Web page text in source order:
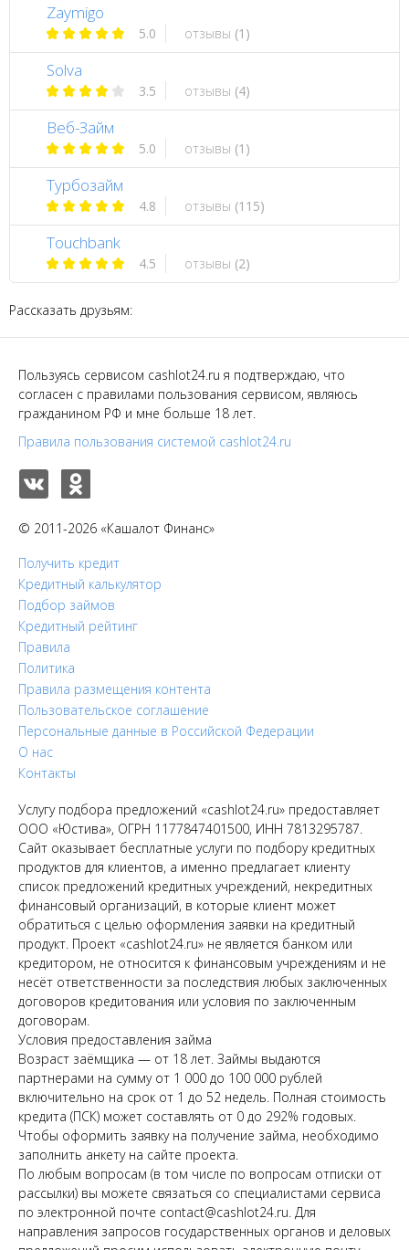
Zaymigo
5.0 отзывы (1)
Solva
3.5 отзывы (4)
Веб-Займ
5.0 отзывы (1)
Турбозайм
4.8 отзывы (115)
Touchbank
4.5 отзывы (2)
Рассказать друзьям:
Пользуясь сервисом cashlot24.ru я подтверждаю, что
согласен с правилами пользования сервисом, являюсь
гражданином РФ и мне больше 18 лет.
Правила пользования системой cashlot24.ru
© 2011-2026 «Кашалот Финанс»
Получить кредит
Кредитный калькулятор
Подбор займов
Кредитный рейтинг
Правила
Политика
Правила размещения контента
Пользовательское соглашение
Персональные данные в Российской Федерации
О нас
Контакты
Услугу подбора предложений «cashlot24.ru» предоставляет
ООО «Юстива», ОГРН 1177847401500, ИНН 7813295787.
Сайт оказывает бесплатные услуги по подбору кредитных
продуктов для клиентов, а именно предлагает клиенту
список предложений кредитных учреждений, некредитных
финансовый организаций, в которые клиент может
обратиться с целью оформления заявки на кредитный
продукт. Проект «cashlot24.ru» не является банком или
кредитором, не относится к финансовым учреждениям и не
несёт ответственности за последствия любых заключенных
договоров кредитования или условия по заключенным
договорам.
Условия предоставления займа
Возраст заёмщика — от 18 лет. Займы выдаются
партнерами на сумму от 1 000 до 100 000 рублей
включительно на срок от 1 до 52 недель. Полная стоимость
кредита (ПСК) может составлять от 0 до 292% годовых.
Чтобы оформить заявку на получение займа, необходимо
заполнить анкету на сайте проекта.
По любым вопросам (в том числе по вопросам отписки от
рассылки) вы можете связаться со специалистами сервиса
по электронной почте contact@cashlot24.ru. Для
направления запросов государственных органов и деловых